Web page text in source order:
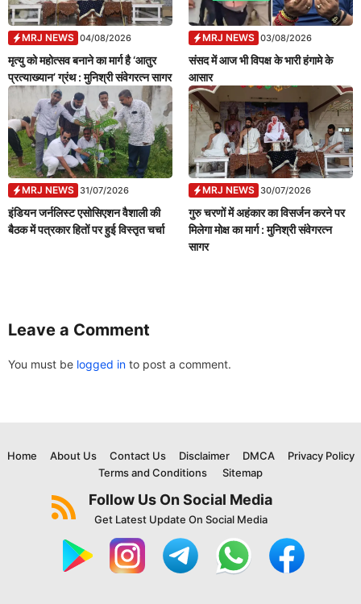
MRJ NEWS 04/08/2026
मृत्यु को महोत्सव बनाने का मार्ग है ‘आतुर
प्रत्याख्यान’ ग्रंथ : मुनिश्री संवेगरत्न सागर
MRJ NEWS 03/08/2026
संसद में आज भी विपक्ष के भारी हंगामे के
आसार
MRJ NEWS 31/07/2026
इंडियन जर्नलिस्ट एसोसिएशन वैशाली की
बैठक में पत्रकार हितों पर हुई विस्तृत चर्चा
MRJ NEWS 30/07/2026
गुरु चरणों में अहंकार का विसर्जन करने पर
मिलेगा मोक्ष का मार्ग : मुनिश्री संवेगरत्न
सागर
Leave a Comment
You must be logged in to post a comment.
Home About Us Contact Us Disclaimer DMCA
Privacy Policy
Terms and Conditions
Sitemap
Follow Us On Social Media
Get Latest Update On Social Media